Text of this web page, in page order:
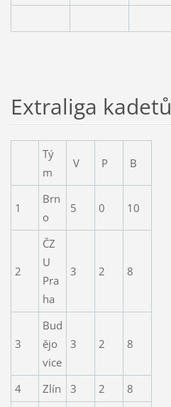
Extraliga kadetů
Tý
m
V P B
1
Brn
o
5 0 10
2
ČZ
U
Pra
ha
3 2 8
3
Bud
ějo
vice
3 2 8
4 Zlín 3 2 8